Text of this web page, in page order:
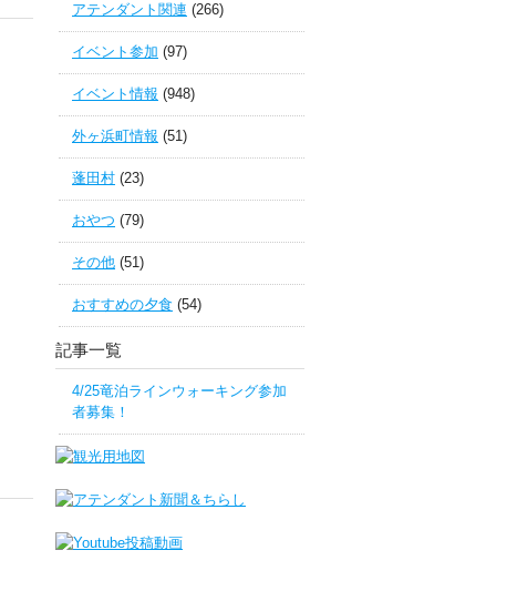
アテンダント関連 (266)
イベント参加 (97)
イベント情報 (948)
外ヶ浜町情報 (51)
蓬田村 (23)
おやつ (79)
その他 (51)
おすすめの夕食 (54)
記事一覧
4/25竜泊ラインウォーキング参加
者募集！